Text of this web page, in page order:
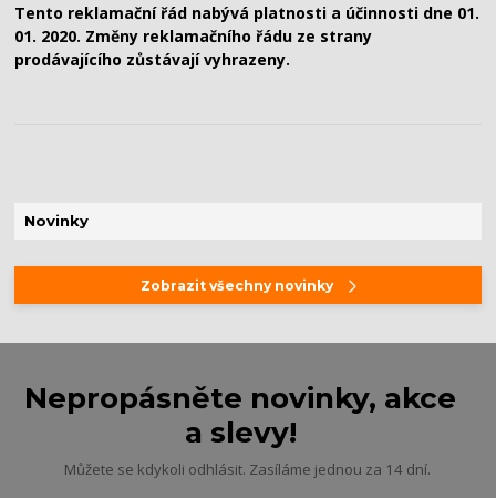
Novinky
Zobrazit všechny novinky
Tento reklamační řád nabývá platnosti a účinnosti dne 01.
01. 2020. Změny reklamačního řádu ze strany
prodávajícího zůstávají vyhrazeny.
Nepropásněte novinky, akce
a slevy!
Můžete se kdykoli odhlásit. Zasíláme jednou za 14 dní.